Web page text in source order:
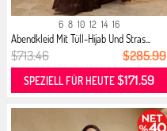
6 8 10 12 14 16
Abendkleid Mit Tüll-Hijab Und Stras...
$713.46 $285.99
SPEZIELL FÜR HEUTE$171.59